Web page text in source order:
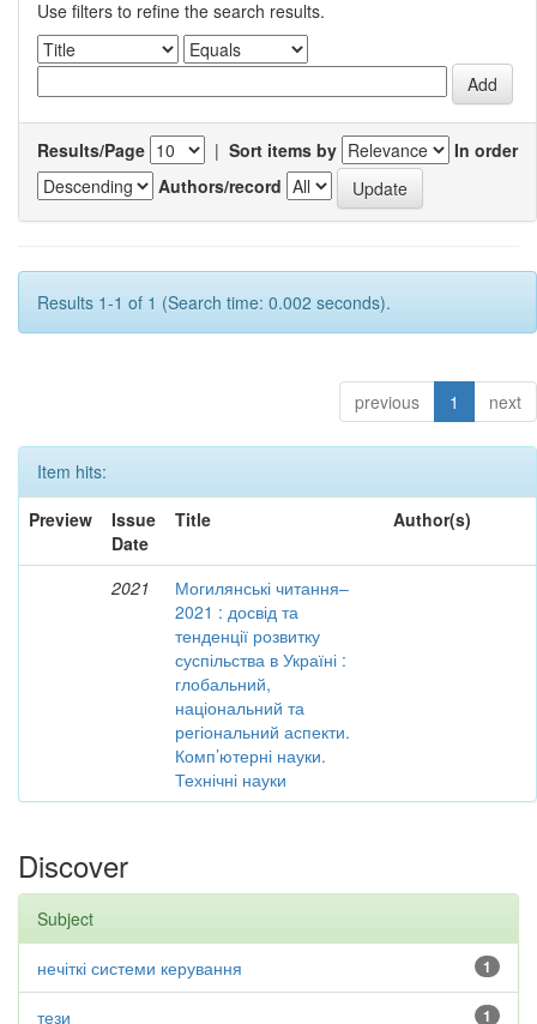
Use filters to refine the search results.
Results/Page | Sort items by
In order
Authors/record
Results 1-1 of 1 (Search time: 0.002 seconds).
previous 1 next
Item hits:
Preview
Issue
Date
Title Author(s)
2021
Могилянські читання–
2021 : досвід та
тенденції розвитку
суспільства в Україні :
глобальний,
національний та
регіональний аспекти.
Комп’ютерні науки.
Технічні науки
Discover
Subject
1
нечіткі системи керування
1
тези